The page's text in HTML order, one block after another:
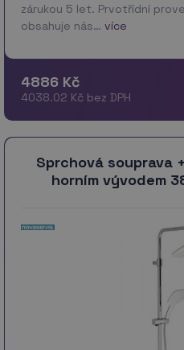
zárukou 5 let. Prvotřídní
obsahuje nás… více
4886 Kč
4038.02 Kč bez DPH
Sprchová souprava
horním vývodem